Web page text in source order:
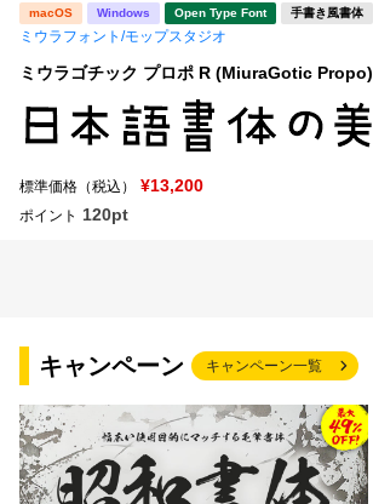
macOS Windows Open Type Font 手書き風書体
ミウラフォント/モップスタジオ
ミウラゴチック プロポ R (MiuraGotic Propo)
標準価格（税込） ¥13,200
ポイント 120pt
キャンペーン キャンペーン一覧